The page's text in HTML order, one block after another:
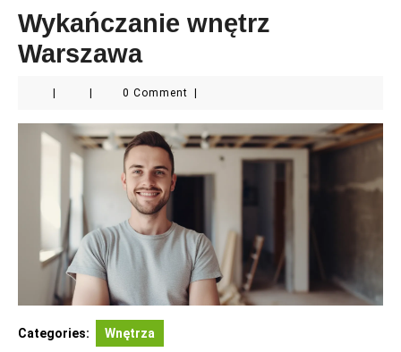
Wykańczanie wnętrz
Warszawa
0 Comment
Categories: Wnętrza